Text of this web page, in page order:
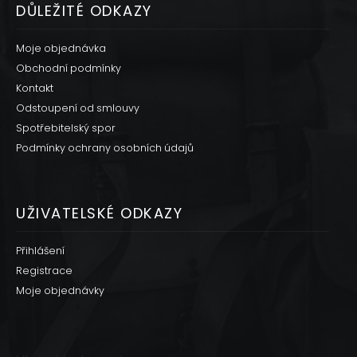
DŮLEŽITÉ ODKAZY
Moje objednávka
Obchodní podmínky
Kontakt
Odstoupení od smlouvy
Spotřebitelský spor
Podmínky ochrany osobních údajů
UŽIVATELSKÉ ODKAZY
Přihlášení
Registrace
Moje objednávky